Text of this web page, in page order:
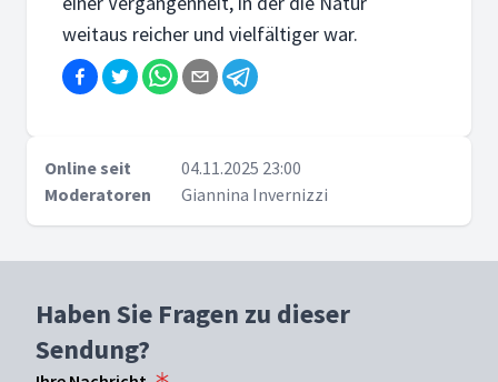
weitaus reicher und vielfältiger war.
Online seit
04.11.2025 23:00
Moderatoren
Giannina Invernizzi
Haben Sie Fragen zu dieser
Sendung?